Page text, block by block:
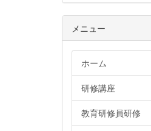
メニュー
ホーム
研修講座
教育研修員研修